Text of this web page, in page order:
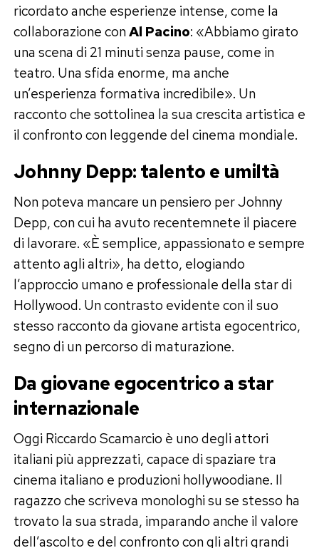
ricordato anche esperienze intense, come la
collaborazione conAl Pacino: «Abbiamo girato
una scena di 21 minuti senza pause, come in
teatro. Una sfida enorme, ma anche
un’esperienza formativa incredibile». Un
racconto che sottolinea la sua crescita artistica e
il confronto con leggende del cinema mondiale.
Johnny Depp: talento e umiltà
Non poteva mancare un pensiero per Johnny
Depp, con cui ha avuto recentemnete il piacere
di lavorare. «È semplice, appassionato e sempre
attento agli altri», ha detto, elogiando
l’approccio umano e professionale della star di
Hollywood. Un contrasto evidente con il suo
stesso racconto da giovane artista egocentrico,
segno di un percorso di maturazione.
Da giovane egocentrico a star
internazionale
Oggi Riccardo Scamarcio è uno degli attori
italiani più apprezzati, capace di spaziare tra
cinema italiano e produzioni hollywoodiane. Il
ragazzo che scriveva monologhi su se stesso ha
trovato la sua strada, imparando anche il valore
dell’ascolto e del confronto con gli altri grandi